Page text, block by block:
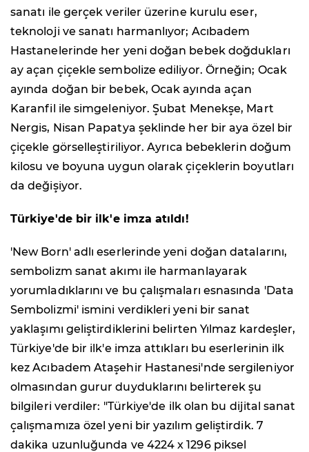
sanatı ile gerçek veriler üzerine kurulu eser,
teknoloji ve sanatı harmanlıyor; Acıbadem
Hastanelerinde her yeni doğan bebek doğdukları
ay açan çiçekle sembolize ediliyor. Örneğin; Ocak
ayında doğan bir bebek, Ocak ayında açan
Karanfil ile simgeleniyor. Şubat Menekşe, Mart
Nergis, Nisan Papatya şeklinde her bir aya özel bir
çiçekle görselleştiriliyor. Ayrıca bebeklerin doğum
kilosu ve boyuna uygun olarak çiçeklerin boyutları
da değişiyor.
Türkiye'de bir ilk'e imza atıldı!
'New Born' adlı eserlerinde yeni doğan datalarını,
sembolizm sanat akımı ile harmanlayarak
yorumladıklarını ve bu çalışmaları esnasında 'Data
Sembolizmi' ismini verdikleri yeni bir sanat
yaklaşımı geliştirdiklerini belirten Yılmaz kardeşler,
Türkiye'de bir ilk'e imza attıkları bu eserlerinin ilk
kez Acıbadem Ataşehir Hastanesi'nde sergileniyor
olmasından gurur duyduklarını belirterek şu
bilgileri verdiler: "Türkiye'de ilk olan bu dijital sanat
çalışmamıza özel yeni bir yazılım geliştirdik. 7
dakika uzunluğunda ve 4224 x 1296 piksel